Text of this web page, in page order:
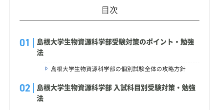
目次
島根大学生物資源科学部受験対策のポイント・勉強
法
島根大学生物資源科学部の個別試験全体の攻略方針
島根大学生物資源科学部 入試科目別受験対策・勉強
法